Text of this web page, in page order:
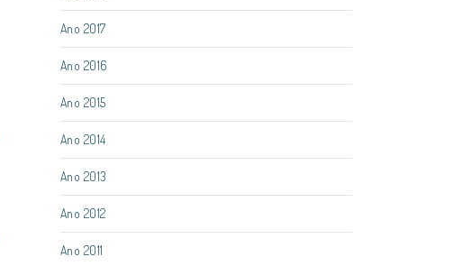
Ano 2017
Ano 2016
Ano 2015
Ano 2014
Ano 2013
Ano 2012
Ano 2011